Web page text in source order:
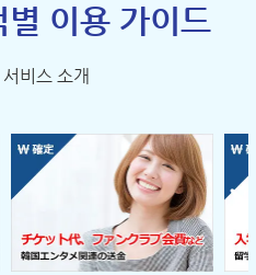
별 이용 가이드
비스 소개